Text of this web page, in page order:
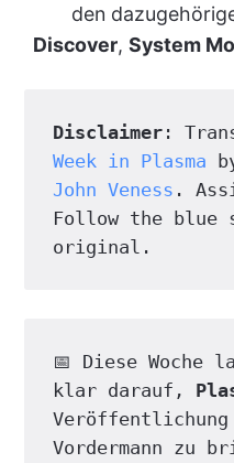
den
Discover, System
Disclaimer:
Week in Plasma
John Veness .
Follow the
original.
📅 Diese Woche
klar darauf,
Veröffentlichung
Vordermann zu